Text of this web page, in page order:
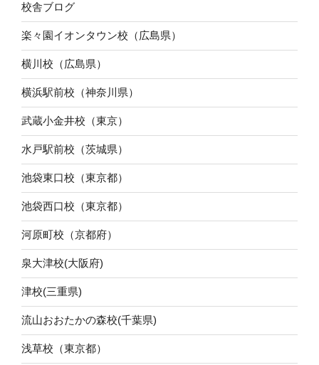
校舎ブログ
楽々園イオンタウン校（広島県）
横川校（広島県）
横浜駅前校（神奈川県）
武蔵小金井校（東京）
水戸駅前校（茨城県）
池袋東口校（東京都）
池袋西口校（東京都）
河原町校（京都府）
泉大津校(大阪府)
津校(三重県)
流山おおたかの森校(千葉県)
浅草校（東京都）